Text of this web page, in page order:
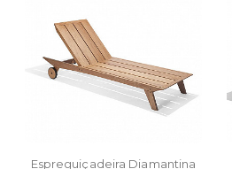
Espreguiçadeira Diamantina